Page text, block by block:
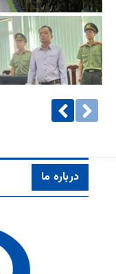
درباره ما